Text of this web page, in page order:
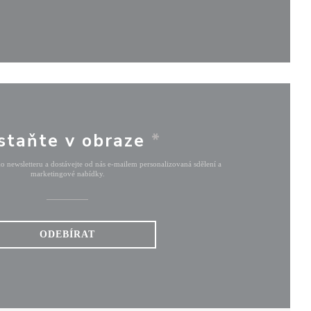
v obraze *
newsletteru a dostávejte od nás e-mailem personalizovaná sdělení a
marketingové nabídky.
ODEBÍRAT